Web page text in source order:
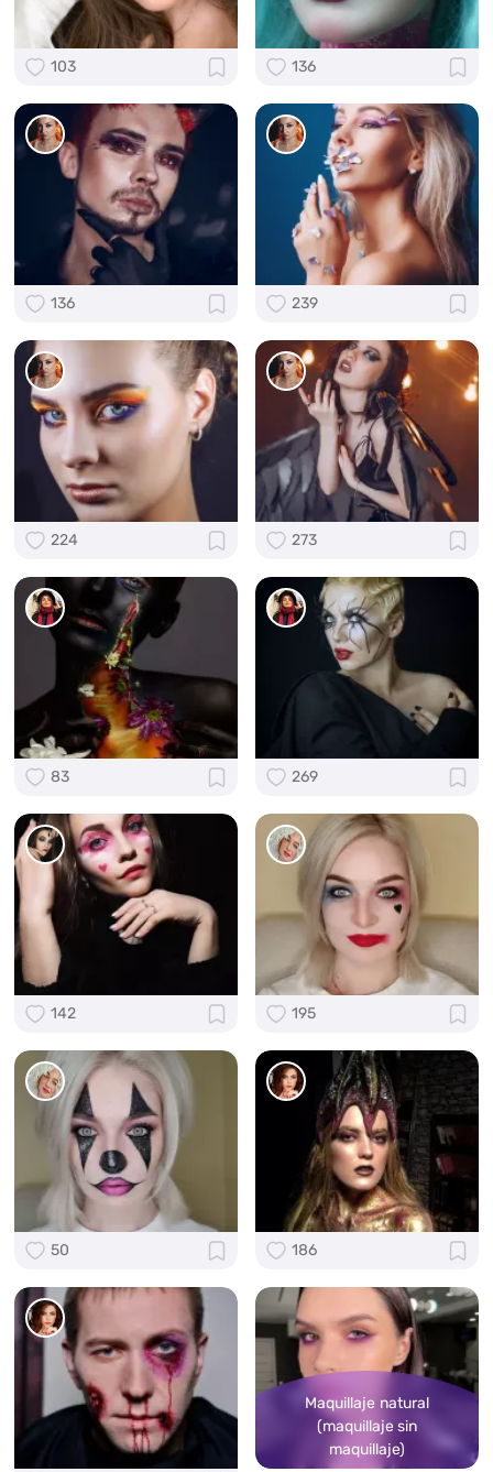
103 136
136 239
224 273
83 269
142 195
50 186
Maquillaje natural
(maquillaje sin
maquillaje)